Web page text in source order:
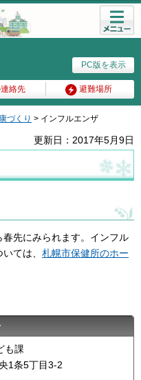
PC版を表示
絡先 避難場所
メニュ
ー
づくり > インフルエンザ
更新日：2017年5月9日
先にみられます。インフル
ては、 札幌市保健所のホー
も課
1条5丁目3-2